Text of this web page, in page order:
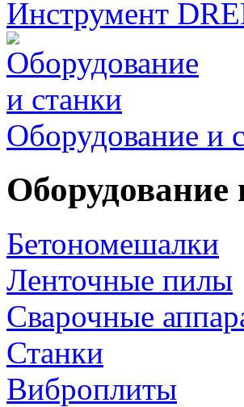
Инструмент
Оборудование и
Оборудование
Бетономешалки
Ленточные пилы
Сварочные
Станки
Виброплиты